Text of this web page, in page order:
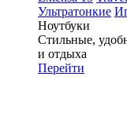
Ультратонкие
Ноутбуки
Стильные,
и отдыха
Перейти